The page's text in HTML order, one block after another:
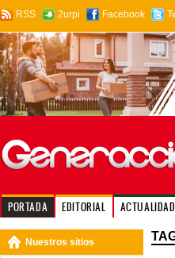
RSS 2urpi Facebook
PORTADA EDITORIAL ACTUALIDAD
Nuestros sitios